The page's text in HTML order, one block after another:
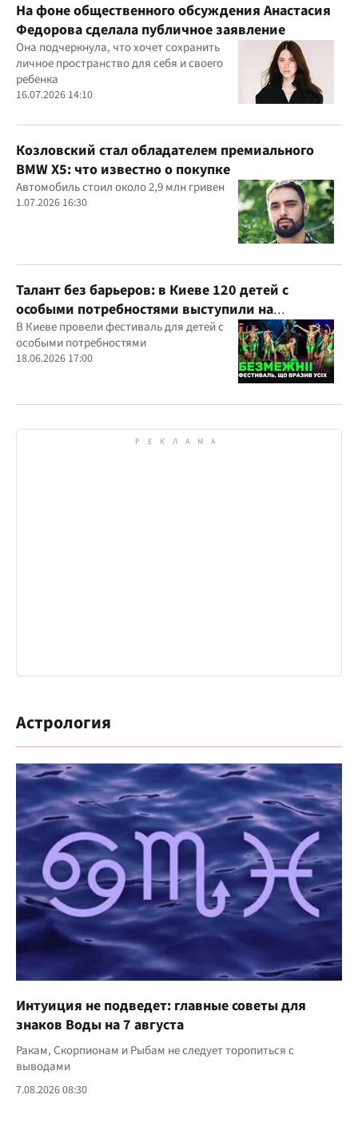
На фоне общественного обсуждения Анастасия
Федорова сделала публичное заявление
Она подчеркнула, что хочет сохранить
личное пространство для себя и своего
ребенка
16.07.2026 14:10
Козловский стал обладателем премиального
BMW X5: что известно о покупке
Автомобиль стоил около 2,9 млн гривен
1.07.2026 16:30
Талант без барьеров: в Киеве 120 детей с
особыми потребностями выступили на
всеукраинском фестивале
В Киеве провели фестиваль для детей с
особыми потребностями
18.06.2026 17:00
Астрология
Интуиция не подведет: главные советы для
знаков Воды на 7 августа
Ракам, Скорпионам и Рыбам не следует торопиться с
выводами
7.08.2026 08:30